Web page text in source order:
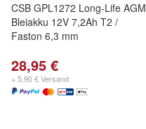
CSB GPL1272 Long-Life AGM
Bleiakku 12V 7,2Ah T2 /
Faston 6,3 mm
28,95 €
+ 5,90 € Versand